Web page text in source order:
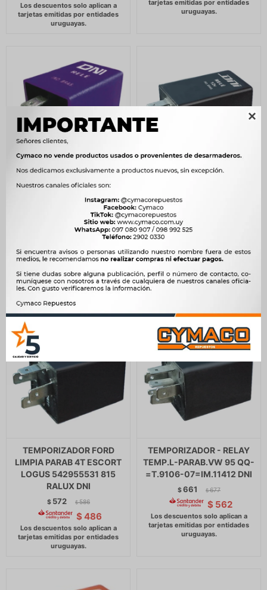

TEMPORIZADOR
TEMPORIZADOR DE
VIDRIOS ELECTRICOS VW
547959753A DNI
$417
GM LUCES INTERIOR DNI
$708
TEMPORIZADOR FORD
LIMPIA PARAB 4T ESCORT
LOGUS 542955531 815
RALUX DNI
$ 572 $ 586
$ 486
TEMPORIZADOR - RELAY
TEMP.L-PARAB.VW 95 QQ-
=T.9106-07=IM.11412 DNI
$661 $ 677
$ 562